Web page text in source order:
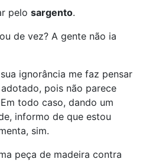
pelo sargento.
de vez? A gente não ia
ignorância me faz pensar
pois não parece
todo caso, dando um
informo de que estou
sim.
peça de madeira contra